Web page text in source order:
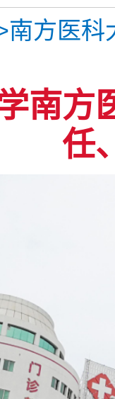
南方医科
南方
任